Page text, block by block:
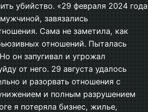
убийство. «29 февраля 2024 года
завязались
Сама не заметила, как
отношений. Пыталась
он запугивал и угрожал
от него. 29 августа удалось
и разорвать отношения с
и полным разрушением
я потеряла бизнес, жилье,